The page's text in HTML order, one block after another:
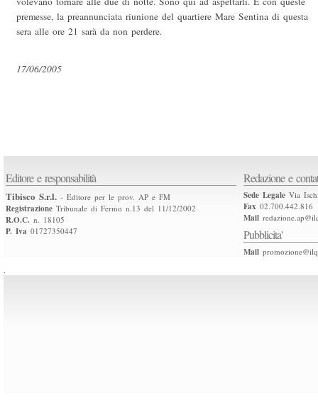
premesse, la preannunciata riunione del quartiere Mare Sentina di questa
sera alle ore 21 sarà da non perdere.
17/06/2005
Editore e responsabilità
Tibisco S.r.l. - Editore per le prov. AP e FM
Registrazione Tribunale di Fermo n.13 del 11/12/2002
R.O.C. n. 18105
P. Iva 01727350447
Redazione e
Sede Legale Via
Fax 02.700.442.816
Mail
Pubblicita'
Mail
.